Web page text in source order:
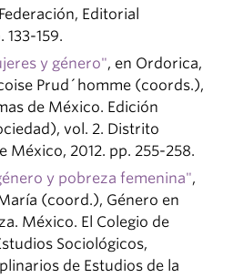
Editorial
133-159.
y género", en Ordorica,
Prud´homme (coords.),
de México. Edición
vol. 2. Distrito
México, 2012. pp. 255-258.
y pobreza femenina",
(coord.), Género en
México. El Colegio de
Sociológicos,
de Estudios de la